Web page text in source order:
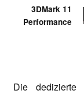
3DMark 11
Performance
Die dedizierte